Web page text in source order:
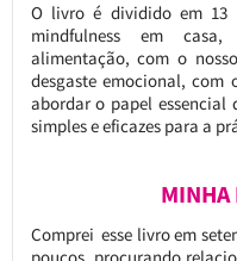
O livro é dividido em 13
mindfulness em
alimentação, com o
desgaste emocional, com
abordar o papel essencial
simples e eficazes para a
MINHA
Comprei esse livro em